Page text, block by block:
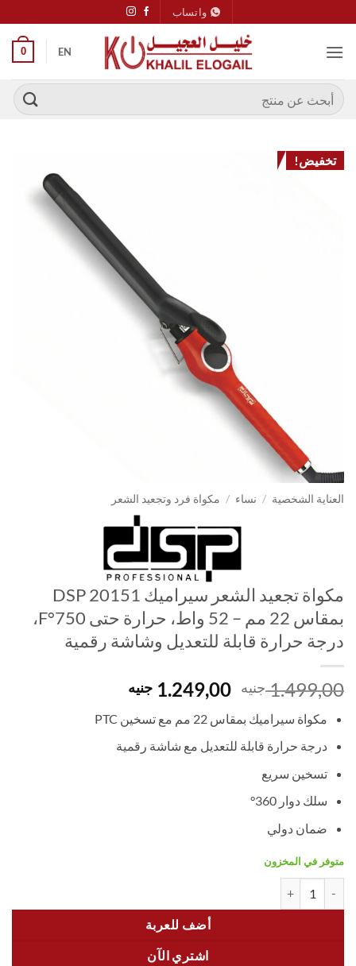
للمحتوى
واتساب
EN
0
البحث
عن:
تخفيض!
العناية الشخصية / نساء / مكواة فرد وتجعيد الشعر
مكواة تجعيد الشعر سيراميك DSP 20151
بمقاس 22 مم – 52 واط، حرارة حتى 750°F،
درجة حرارة قابلة للتعديل وشاشة رقمية
1.499,00 جنيه السعر
الأصلي
هو:
1.499,00 EGP.
1.249,00 جنيه
هو:
1.249,00 EGP.
مكواة سيراميك بمقاس 22 مم مع تسخين PTC
درجة حرارة قابلة للتعديل مع شاشة رقمية
تسخين سريع
سلك دوار 360°
ضمان دولي
متوفر في المخزون
أضف للعربة
اشتري الآن